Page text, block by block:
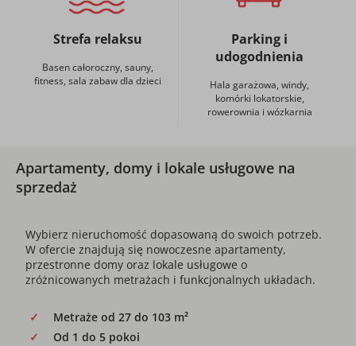
Strefa relaksu
Basen całoroczny, sauny,
fitness, sala zabaw dla dzieci
Parking i
udogodnienia
Hala garażowa, windy,
komórki lokatorskie,
rowerownia i wózkarnia
Apartamenty, domy i lokale usługowe na
sprzedaż
Wybierz nieruchomość dopasowaną do swoich potrzeb.
W ofercie znajdują się nowoczesne apartamenty,
przestronne domy oraz lokale usługowe o
zróżnicowanych metrażach i funkcjonalnych układach.
Metraże od 27 do 103 m²
Od 1 do 5 pokoi